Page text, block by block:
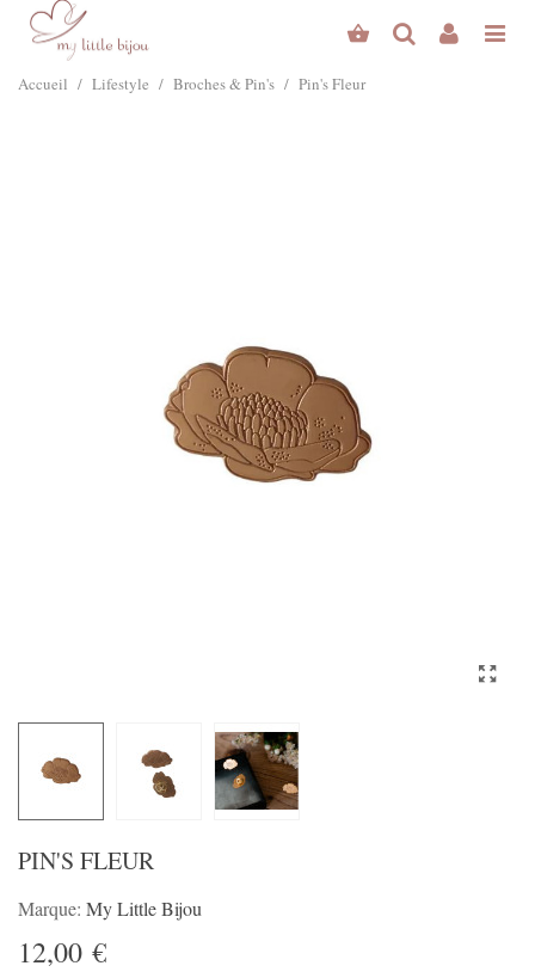
Accueil / Lifestyle / Broches & Pin's / Pin's Fleur
PIN'S FLEUR
Marque: My Little Bijou
12,00 €